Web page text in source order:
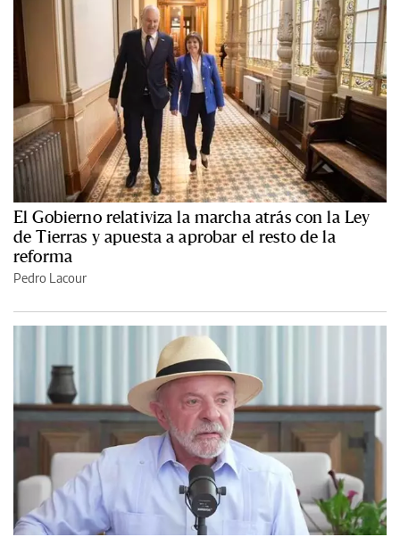
El Gobierno relativiza la marcha atrás con la Ley
de Tierras y apuesta a aprobar el resto de la
reforma
Pedro Lacour